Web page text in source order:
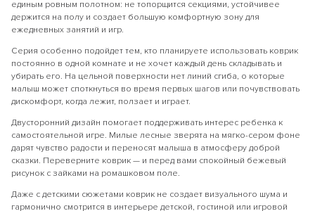
единым ровным полотном: не топорщится секциями, устойчивее
держится на полу и создает большую комфортную зону для
ежедневных занятий и игр.
Серия особенно подойдет тем, кто планируете использовать коврик
постоянно в одной комнате и не хочет каждый день складывать и
убирать его. На цельной поверхности нет линий сгиба, о которые
малыш может споткнуться во время первых шагов или почувствовать
дискомфорт, когда лежит, ползает и играет.
Двусторонний дизайн помогает поддерживать интерес ребенка к
самостоятельной игре. Милые лесные зверята на мягко-сером фоне
дарят чувство радости и переносят малыша в атмосферу доброй
сказки. Переверните коврик — и перед вами спокойный бежевый
рисунок с зайками на ромашковом поле.
Даже с детскими сюжетами коврик не создает визуального шума и
гармонично смотрится в интерьере детской, гостиной или игровой